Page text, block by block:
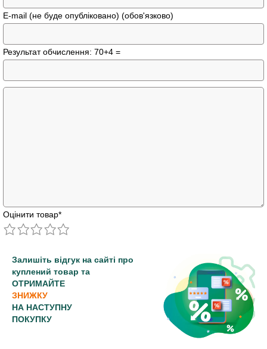
E-mail (не буде опубліковано) (обов'язково)
Результат обчислення: 70+4 =
Оцінити товар*
Залишіть відгук на сайті про
куплений товар та
ОТРИМАЙТЕ
ЗНИЖКУ
НА НАСТУПНУ
ПОКУПКУ